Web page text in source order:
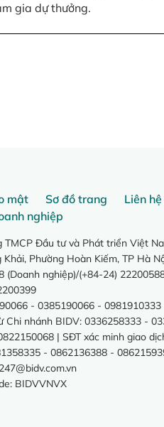
gia dự thưởng.
mật Sơ đồ trang
Liên
nghiệp
Đầu tư và Phát triển Việt
Phường Hoàn Kiếm, TP Hà
nghiệp)/(+84-24)
- 0385190066 -
nhánh BIDV: 0336258333 -
| SĐT xác minh giao
- 0862136388 -
BIDVVNVX